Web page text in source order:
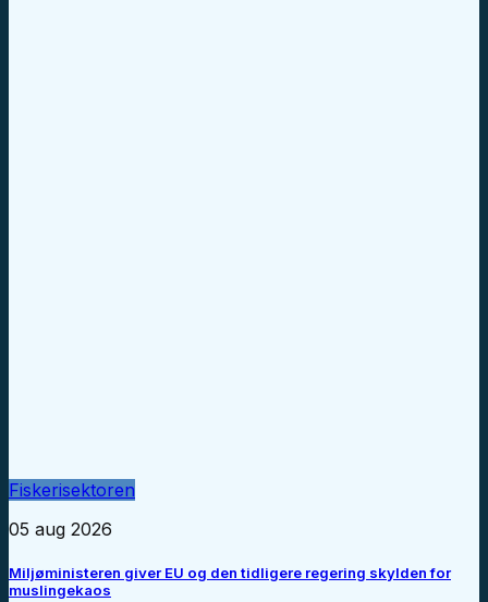
Fiskerisektoren
05 aug 2026
Miljøministeren giver EU og den tidligere regering skylden for
muslingekaos